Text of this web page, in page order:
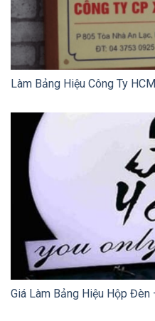
Làm Bảng Hiệu Công Ty
Giá Làm Bảng Hiệu Hộp Đèn